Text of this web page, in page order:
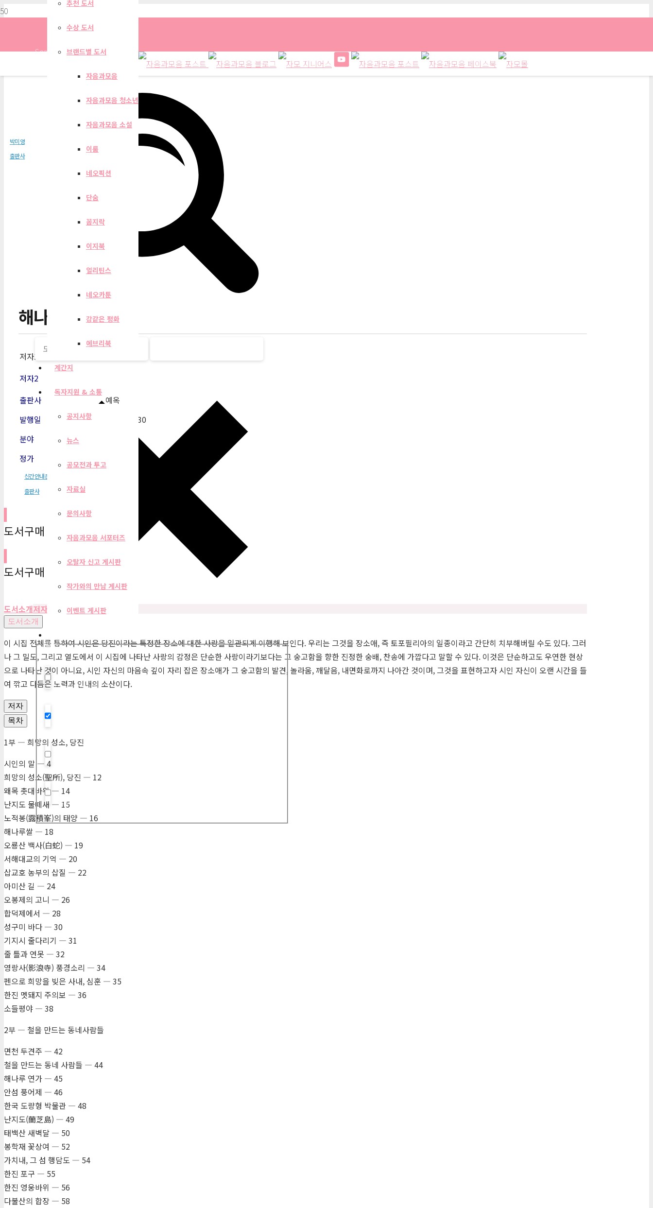
Search
필터
Hidden label
Hidden label
추천 도서
수상 도서
브랜드별 도서
자음과모음
자음과모음 청소년
자음과모음 소설
이룸
네오픽션
단숨
꼼지락
이지북
얼리틴스
네오카툰
강같은 평화
에브리북
계간지
독자지원 & 소통
공지사항
뉴스
공모전과 투고
자료실
문의사항
자음과모음 서포터즈
오탈자 신고 게시판
작가와의 만남 게시판
이벤트 게시판
해나루 당진별곡
박미영
출판사
해나루 당진별곡
저자1
저자2
출판사
예옥
발행일
2015-01-30
분야
정가
신간안내문
출판사
도서구매 사이트
도서구매 사이트
도서소개저자 목차 편집자 리뷰
도서소개
이 시집 전체를 통하여 시인은 당진이라는 특정한 장소에 대한 사랑을 일관되게 이행해 보인다. 우리는 그것을 장소애, 즉 토포필리아의 일종이라고 간단히 치부해버릴 수도 있다. 그러
나 그 밀도, 그리고 열도에서 이 시집에 나타난 사랑의 감정은 단순한 사랑이라기보다는 그 숭고함을 향한 진정한 숭배, 찬송에 가깝다고 말할 수 있다. 이것은 단순하고도 우연한 현상
으로 나타난 것이 아니요, 시인 자신의 마음속 깊이 자리 잡은 장소애가 그 숭고함의 발견, 놀라움, 깨달음, 내면화로까지 나아간 것이며, 그것을 표현하고자 시인 자신이 오랜 시간을 들
여 깎고 다듬은 노력과 인내의 소산이다.
저자
목차
1부 ― 희망의 성소, 당진
시인의 말 ― 4
희망의 성소(聖所), 당진 ― 12
왜목 촛대바위 ― 14
난지도 물떼새 ― 15
노적봉(露積峯)의 태양 ― 16
해나루쌀 ― 18
오룡산 백사(白蛇) ― 19
서해대교의 기억 ― 20
삽교호 농부의 삽질 ― 22
아미산 길 ― 24
오봉제의 고니 ― 26
합덕제에서 ― 28
성구미 바다 ― 30
기지시 줄다리기 ― 31
줄 틀과 연못 ― 32
영랑사(影浪寺) 풍경소리 ― 34
펜으로 희망을 빚은 사내, 심훈 ― 35
한진 멧돼지 주의보 ― 36
소들평야 ― 38
2부 ― 철을 만드는 동네사람들
면천 두견주 ― 42
철을 만드는 동네 사람들 ― 44
해나루 연가 ― 45
안섬 풍어제 ― 46
한국 도량형 박물관 ― 48
난지도(蘭芝島) ― 49
태백산 새벽달 ― 50
봉학재 꽃상여 ― 52
가치내, 그 섬 행담도 ― 54
한진 포구 ― 55
한진 영웅바위 ― 56
다불산의 합장 ― 58